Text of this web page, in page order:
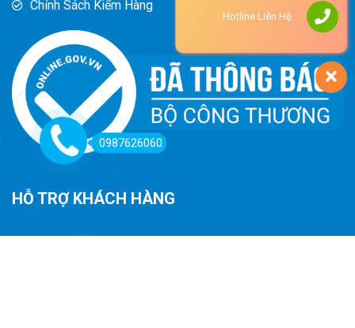
Chính Sách Kiểm Hàng
HỖ TRỢ KHÁCH HÀNG
0987626060
Hotline Liên Hệ